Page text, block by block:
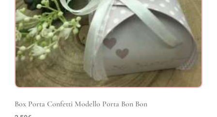
Box Porta Confetti Modello Porta Bon Bon